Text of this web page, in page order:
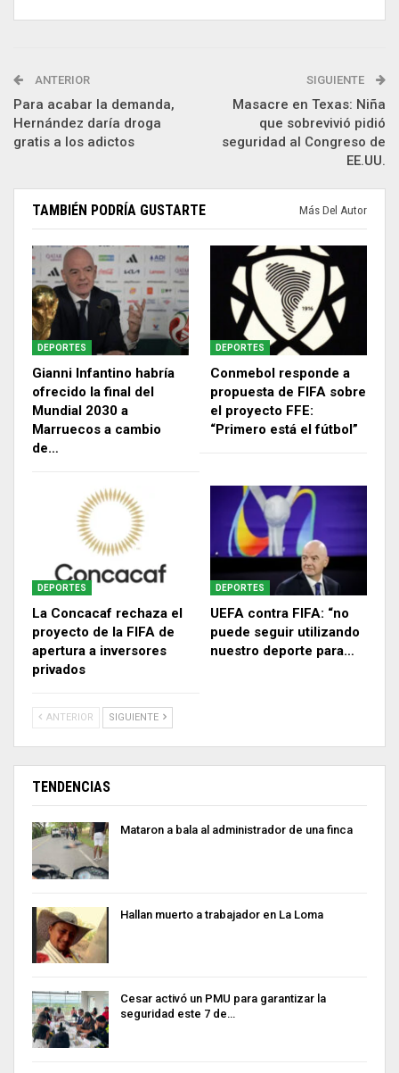
ANTERIOR
Para acabar la demanda,
Hernández daría droga
gratis a los adictos
SIGUIENTE
Masacre en Texas: Niña
que sobrevivió pidió
seguridad al Congreso de
EE.UU.
TAMBIÉN PODRÍA GUSTARTE Más Del Autor
DEPORTES
Gianni Infantino habría
ofrecido la final del
Mundial 2030 a
Marruecos a cambio
de…
DEPORTES
Conmebol responde a
propuesta de FIFA sobre
el proyecto FFE:
“Primero está el fútbol”
DEPORTES
La Concacaf rechaza el
proyecto de la FIFA de
apertura a inversores
privados
DEPORTES
UEFA contra FIFA: “no
puede seguir utilizando
nuestro deporte para…
ANTERIOR SIGUIENTE
TENDENCIAS
Mataron a bala al administrador de una finca
Hallan muerto a trabajador en La Loma
Cesar activó un PMU para garantizar la
seguridad este 7 de…